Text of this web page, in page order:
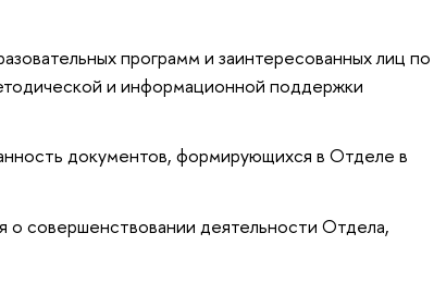
программ и заинтересованных лиц по
и информационной поддержки
документов, формирующихся в Отделе в
о совершенствовании деятельности Отдела,